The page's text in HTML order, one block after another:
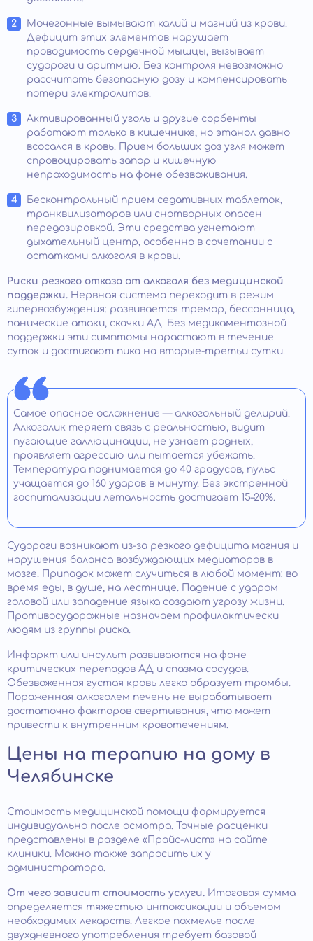
Мочегонные вымывают калий и магний из крови.
Дефицит этих элементов нарушает
проводимость сердечной мышцы, вызывает
судороги и аритмию. Без контроля невозможно
рассчитать безопасную дозу и компенсировать
потери электролитов.
Активированный уголь и другие сорбенты
работают только в кишечнике, но этанол давно
всосался в кровь. Прием больших доз угля может
спровоцировать запор и кишечную
непроходимость на фоне обезвоживания.
Бесконтрольный прием седативных таблеток,
транквилизаторов или снотворных опасен
передозировкой. Эти средства угнетают
дыхательный центр, особенно в сочетании с
остатками алкоголя в крови.
Риски резкого отказа от алкоголя без медицинской
поддержки. Нервная система переходит в режим
гипервозбуждения: развивается тремор, бессонница,
панические атаки, скачки АД. Без медикаментозной
поддержки эти симптомы нарастают в течение
суток и достигают пика на вторые-третьи сутки.
Самое опасное осложнение — алкогольный делирий.
Алкоголик теряет связь с реальностью, видит
пугающие галлюцинации, не узнает родных,
проявляет агрессию или пытается убежать.
Температура поднимается до 40 градусов, пульс
учащается до 160 ударов в минуту. Без экстренной
госпитализации летальность достигает 15–20%.
Судороги возникают из-за резкого дефицита магния и
нарушения баланса возбуждающих медиаторов в
мозге. Припадок может случиться в любой момент: во
время еды, в душе, на лестнице. Падение с ударом
головой или западение языка создают угрозу жизни.
Противосудорожные назначаем профилактически
людям из группы риска.
Инфаркт или инсульт развиваются на фоне
критических перепадов АД и спазма сосудов.
Обезвоженная густая кровь легко образует тромбы.
Пораженная алкоголем печень не вырабатывает
достаточно факторов свертывания, что может
привести к внутренним кровотечениям.
Цены на терапию на дому в
Челябинске
Стоимость медицинской помощи формируется
индивидуально после осмотра. Точные расценки
представлены в разделе «Прайс-лист» на сайте
клиники. Можно также запросить их у
администратора.
От чего зависит стоимость услуги. Итоговая сумма
определяется тяжестью интоксикации и объемом
необходимых лекарств. Легкое похмелье после
двухдневного употребления требует базовой